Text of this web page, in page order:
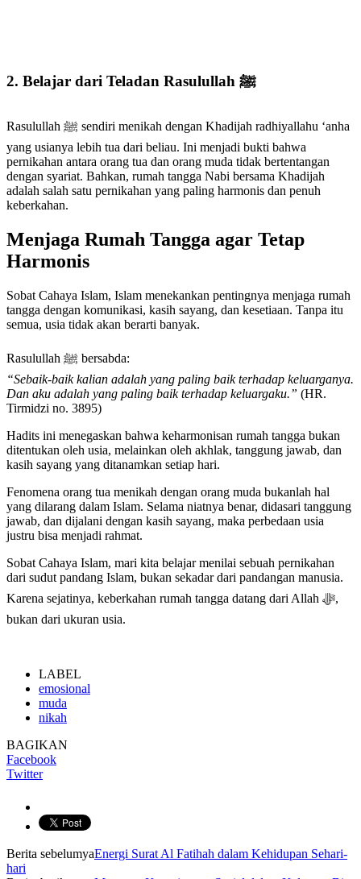
2. Belajar dari Teladan Rasulullah ﷺ
Rasulullah ﷺ sendiri menikah dengan Khadijah radhiyallahu ‘anha
yang usianya lebih tua dari beliau. Ini menjadi bukti bahwa
pernikahan antara orang tua dan orang muda tidak bertentangan
dengan syariat. Bahkan, rumah tangga Nabi bersama Khadijah
adalah salah satu pernikahan yang paling harmonis dan penuh
keberkahan.
Menjaga Rumah Tangga agar Tetap
Harmonis
Sobat Cahaya Islam, Islam menekankan pentingnya menjaga rumah
tangga dengan komunikasi, kasih sayang, dan kesetiaan. Tanpa itu
semua, usia tidak akan berarti banyak.
Rasulullah ﷺ bersabda:
“Sebaik-baik kalian adalah yang paling baik terhadap keluarganya.
Dan aku adalah yang paling baik terhadap keluargaku.” (HR.
Tirmidzi no. 3895)
Hadits ini menegaskan bahwa keharmonisan rumah tangga bukan
ditentukan oleh usia, melainkan oleh akhlak, tanggung jawab, dan
kasih sayang yang ditanamkan setiap hari.
Fenomena orang tua menikah dengan orang muda bukanlah hal
yang dilarang dalam Islam. Selama niatnya benar, didasari tanggung
jawab, dan dijalani dengan kasih sayang, maka perbedaan usia
justru bisa menjadi rahmat.
Sobat Cahaya Islam, mari kita belajar menilai sebuah pernikahan
dari sudut pandang Islam, bukan sekadar dari pandangan manusia.
Karena sejatinya, keberkahan rumah tangga datang dari Allah ﷻ,
bukan dari ukuran usia.
LABEL
emosional
muda
nikah
BAGIKAN
Facebook
Twitter
Berita sebelumyaEnergi Surat Al Fatihah dalam Kehidupan Sehari-
hari